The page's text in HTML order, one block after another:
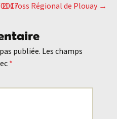
Cross Régional de Plouay →
publiée. Les champs
*